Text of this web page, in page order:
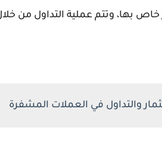
بها، وتتم عملية التداول من خلال
والتداول في العملات المشفرة